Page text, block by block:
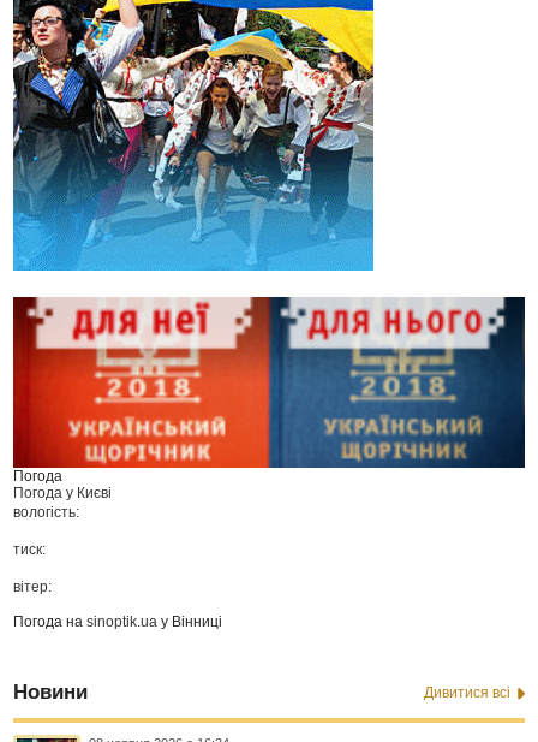
Погода
Погода у Києві
вологість:
тиск:
вітер:
Погода наsinoptik.ua у Вінниці
Новини Дивитися всі